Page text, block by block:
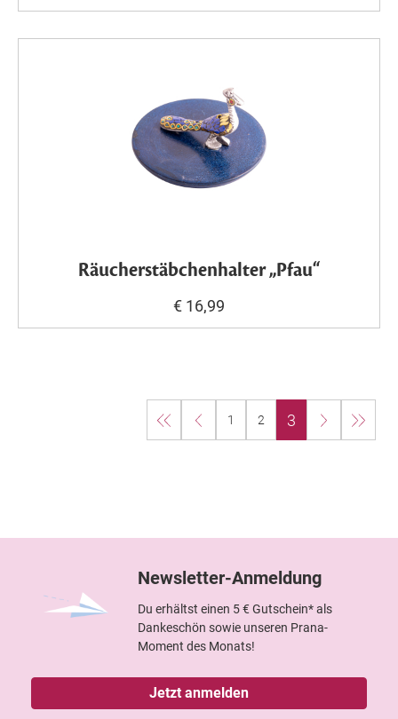
Räucherstäbchenhalter „Pfau“
€ 16,99
1 2 3
Newsletter-Anmeldung
Du erhältst einen 5 € Gutschein* als
Dankeschön sowie unseren Prana-
Moment des Monats!
Jetzt anmelden